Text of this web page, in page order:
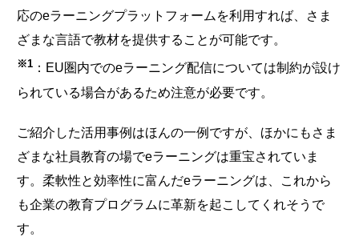
応のeラーニングプラットフォームを利用すれば、さま
ざまな言語で教材を提供することが可能です。
※1：EU圏内でのeラーニング配信については制約が設け
られている場合があるため注意が必要です。
ご紹介した活用事例はほんの一例ですが、ほかにもさま
ざまな社員教育の場でeラーニングは重宝されていま
す。柔軟性と効率性に富んだeラーニングは、これから
も企業の教育プログラムに革新を起こしてくれそうで
す。